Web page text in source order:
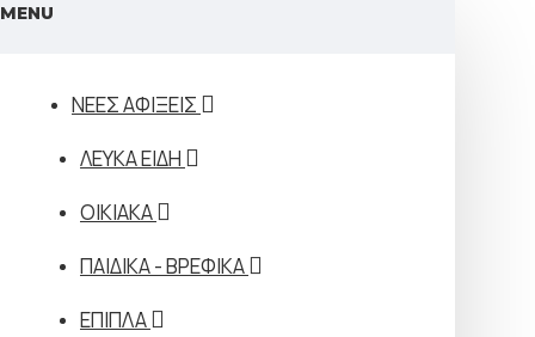
MENU
ΝΕΕΣ ΑΦΙΞΕΙΣ
ΛΕΥΚΑ ΕΙΔΗ
ΟΙΚΙΑΚΑ
ΠΑΙΔΙΚΑ - ΒΡΕΦΙΚΑ
ΕΠΙΠΛΑ